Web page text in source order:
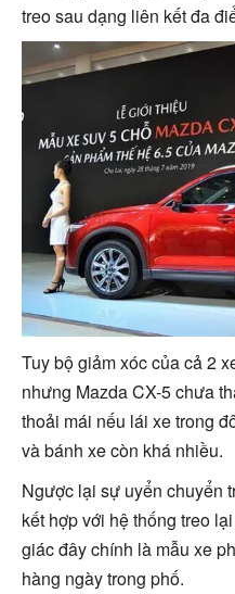
treo sau dạng liên kết đa
Tuy bộ giảm xóc của cả 2
nhưng Mazda CX-5 chưa
thoải mái nếu lái xe trong
và bánh xe còn khá nhiều.
Ngược lại sự uyển chuyển
kết hợp với hệ thống treo
giác đây chính là mẫu xe
hàng ngày trong phố.